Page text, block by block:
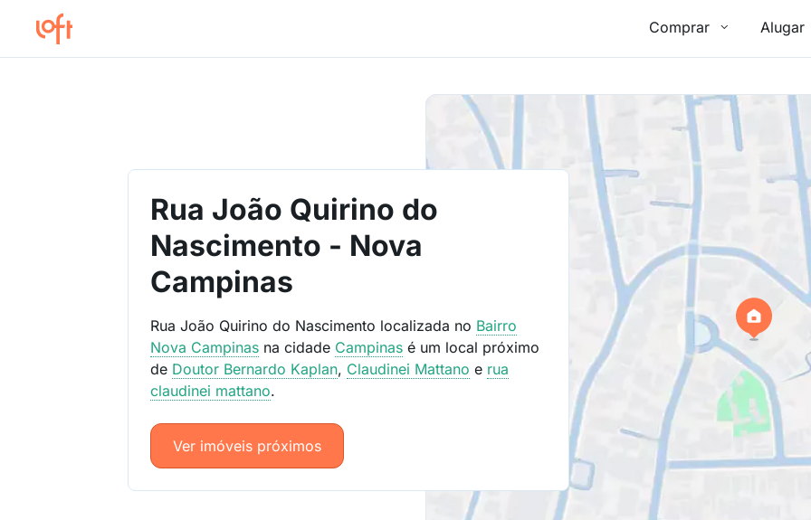
Comprar Alugar
Rua João Quirino do
Nascimento - Nova
Campinas
Rua João Quirino do Nascimento localizada no Bairro
Nova Campinas na cidade Campinas é um local próximo
de Doutor Bernardo Kaplan, Claudinei Mattano e rua
claudinei mattano.
Ver imóveis próximos